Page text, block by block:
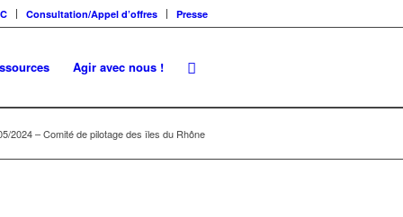
Consultation/Appel d’offres Presse
Agir avec nous !
2024 – Comité de pilotage des îles du Rhône